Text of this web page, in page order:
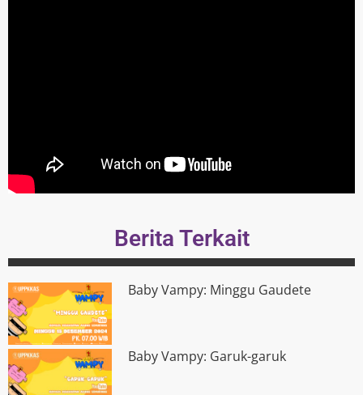
Berita Terkait
Baby Vampy: Minggu Gaudete
Baby Vampy: Garuk-garuk